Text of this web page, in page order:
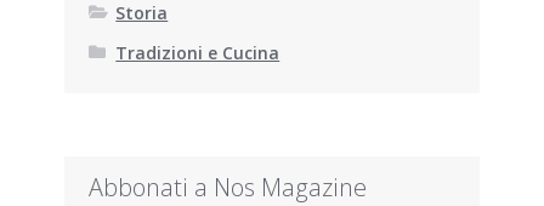
Storia
Tradizioni e Cucina
Abbonati a Nos Magazine